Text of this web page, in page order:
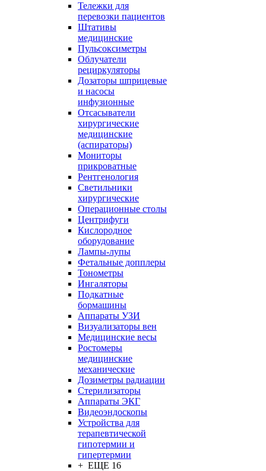
Тележки для
перевозки пациентов
Штативы
медицинские
Пульсоксиметры
Облучатели
рециркуляторы
Дозаторы шприцевые
и насосы
инфузионные
Отсасыватели
хирургические
медицинские
(аспираторы)
Мониторы
прикроватные
Рентгенология
Светильники
хирургические
Операционные столы
Центрифуги
Кислородное
оборудование
Лампы-лупы
Фетальные допплеры
Тонометры
Ингаляторы
Подкатные
бормашины
Аппараты УЗИ
Визуализаторы вен
Медицинские весы
Ростомеры
медицинские
механические
Дозиметры радиации
Стерилизаторы
Аппараты ЭКГ
Видеоэндоскопы
Устройства для
терапевтической
гипотермии и
гипертермии
+ ЕЩЕ 16